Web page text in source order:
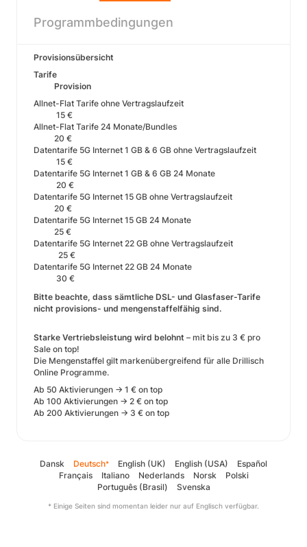
Programmbedingungen
Provisionsübersicht
Tarife
Provision
Allnet-Flat Tarife ohne Vertragslaufzeit
15 €
Allnet-Flat Tarife 24 Monate/Bundles
20 €
Datentarife 5G Internet 1 GB & 6 GB ohne Vertragslaufzeit
15 €
Datentarife 5G Internet 1 GB & 6 GB 24 Monate
20 €
Datentarife 5G Internet 15 GB ohne Vertragslaufzeit
20 €
Datentarife 5G Internet 15 GB 24 Monate
25 €
Datentarife 5G Internet 22 GB ohne Vertragslaufzeit
25 €
Datentarife 5G Internet 22 GB 24 Monate
30 €
Bitte beachte, dass sämtliche DSL- und Glasfaser-Tarife
nicht provisions- und mengenstaffelfähig sind.
Starke Vertriebsleistung wird belohnt – mit bis zu 3 € pro
Sale on top!
Die Mengenstaffel gilt markenübergreifend für alle Drillisch
Online Programme.
Ab 50 Aktivierungen -> 1 € on top
Ab 100 Aktivierungen -> 2 € on top
Ab 200 Aktivierungen -> 3 € on top
Dansk Deutsch* English (UK) English (USA)
Español
Français
Italiano Nederlands Norsk
Polski
Português (Brasil)
Svenska
* Einige Seiten sind momentan leider nur auf Englisch verfügbar.